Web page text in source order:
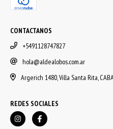
CONTACTANOS
+5491128747827
hola@aldealobos.com.ar
Argerich 1480, Villa Santa Rita,
REDES SOCIALES